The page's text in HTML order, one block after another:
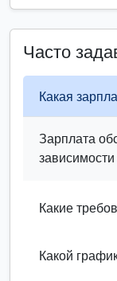
Часто
Какая
Зарплата
Какие
Какой